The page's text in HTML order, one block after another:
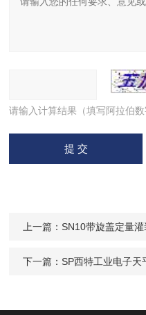
请输入计算结果（填写阿拉伯
上一篇： SN10带旋盖定量
下一篇： SP西特工业电子天